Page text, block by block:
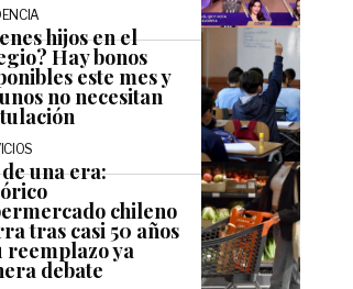
hijos en el
Hay bonos
este mes y
no necesitan
una era:
chileno
tras casi 50 años
reemplazo ya
debate